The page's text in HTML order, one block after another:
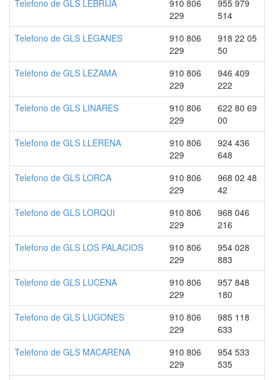
Telefono de GLS LEBRIJA
910 806
229
955 979
514
Telefono de GLS LEGANES
910 806
229
918 22 05
50
Telefono de GLS LEZAMA
910 806
229
946 409
222
Telefono de GLS LINARES
910 806
229
622 80 69
00
Telefono de GLS LLERENA
910 806
229
924 436
648
Telefono de GLS LORCA
910 806
229
968 02 48
42
Telefono de GLS LORQUI
910 806
229
968 046
216
Telefono de GLS LOS PALACIOS
910 806
229
954 028
883
Telefono de GLS LUCENA
910 806
229
957 848
180
Telefono de GLS LUGONES
910 806
229
985 118
633
Telefono de GLS MACARENA
910 806
229
954 533
535